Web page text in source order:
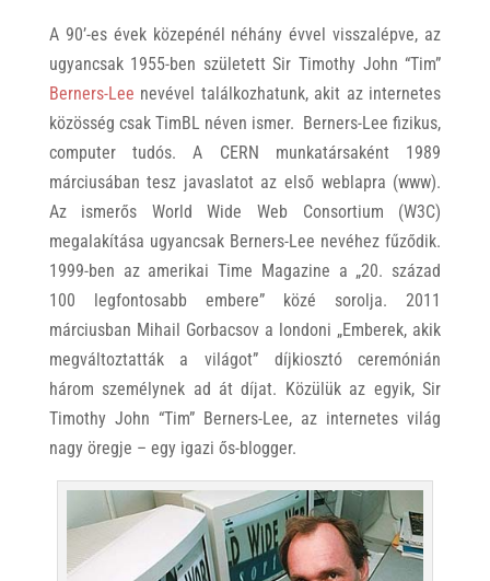
A 90’-es évek közepénél néhány évvel visszalépve, az
ugyancsak 1955-ben született Sir Timothy John “Tim”
Berners-Lee nevével találkozhatunk, akit az internetes
közösség csak TimBL néven ismer. Berners-Lee fizikus,
computer tudós. A CERN munkatársaként 1989
márciusában tesz javaslatot az első weblapra (www).
Az ismerős World Wide Web Consortium (W3C)
megalakítása ugyancsak Berners-Lee nevéhez fűződik.
1999-ben az amerikai Time Magazine a „20. század
100 legfontosabb embere” közé sorolja. 2011
márciusban Mihail Gorbacsov a londoni „Emberek, akik
megváltoztatták a világot” díjkiosztó ceremónián
három személynek ad át díjat. Közülük az egyik, Sir
Timothy John “Tim” Berners-Lee, az internetes világ
nagy öregje – egy igazi ős-blogger.